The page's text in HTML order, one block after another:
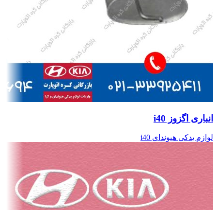
انباری اگزوز i40
لوازم یدکی هیوندای i40